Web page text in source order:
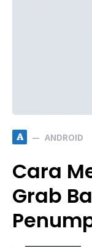
A ANDROID
Cara
Grab